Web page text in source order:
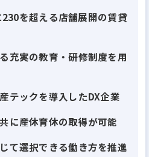
を超える店舗展開の賃貸
充実の教育・研修制度を用
テックを導入したDX企業
に産休育休の取得が可能
て選択できる働き方を推進